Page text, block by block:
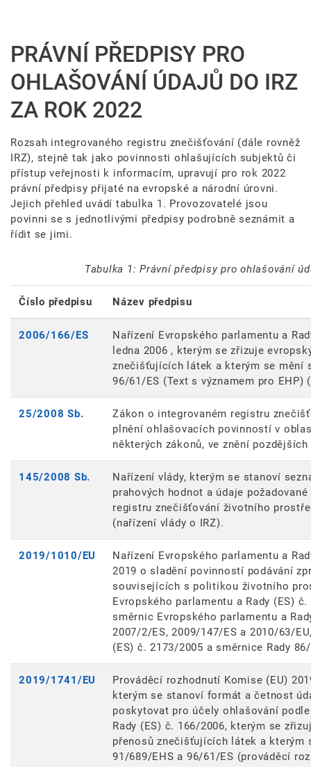
PRÁVNÍ PŘEDPISY PRO
OHLAŠOVÁNÍ ÚDAJŮ DO IRZ
ZA ROK 2022
Rozsah integrovaného registru znečišťování (dále rovněž
IRZ), stejně tak jako povinnosti ohlašujících subjektů či
přístup veřejnosti k informacím, upravují pro rok 2022
právní předpisy přijaté na evropské a národní úrovni.
Jejich přehled uvádí tabulka 1. Provozovatelé jsou
povinni se s jednotlivými předpisy podrobně seznámit a
řídit se jimi.
Tabulka 1: Právní předpisy pro ohlašování
Číslo předpisu Název předpisu
2006/166/ES
Nařízení Evropského parlamentu a
ledna 2006 , kterým se zřizuje
znečišťujících látek a kterým se mění
96/61/ES (Text s významem pro EHP)
25/2008 Sb.
Zákon o integrovaném registru
plnění ohlašovacích povinností v
některých zákonů, ve znění
145/2008 Sb.
Nařízení vlády, kterým se stanoví
prahových hodnot a údaje
registru znečišťování životního
(nařízení vlády o IRZ).
2019/1010/EU
Nařízení Evropského parlamentu a
2019 o sladění povinností podávání
souvisejících s politikou životního
Evropského parlamentu a Rady (ES)
směrnic Evropského parlamentu a
2007/2/ES, 2009/147/ES a 2010/63/
(ES) č. 2173/2005 a směrnice Rady
2019/1741/EU
Prováděcí rozhodnutí Komise (EU)
kterým se stanoví formát a četnost
poskytovat pro účely ohlašování
Rady (ES) č. 166/2006, kterým se
přenosů znečišťujících látek a kterým
91/689/EHS a 96/61/ES (prováděcí